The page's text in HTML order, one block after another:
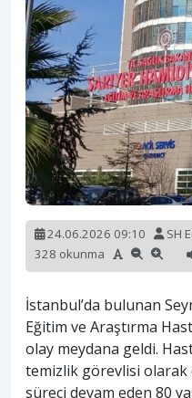
24.06.2026 09:10 SH
328 okunma
İstanbul’da bulunan
Eğitim ve Araştırma
olay meydana geldi.
temizlik görevlisi olarak
süreci devam eden 80